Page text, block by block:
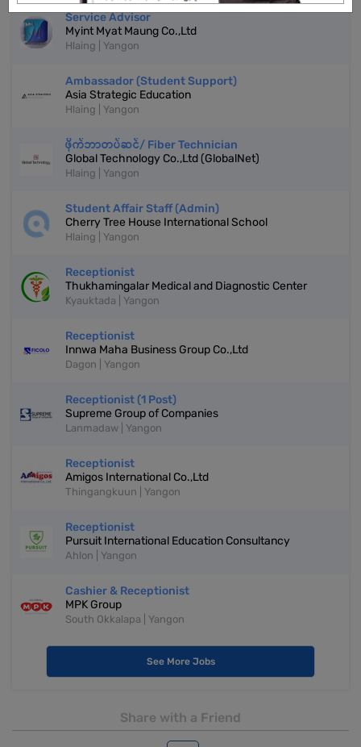
Service Advisor
Myint Myat Maung Co.,Ltd
Hlaing | Yangon
Ambassador (Student Support)
Asia Strategic Education
Hlaing | Yangon
ဖိုက်ဘာတပ်ဆင်/ Fiber Technician
Global Technology Co.,Ltd (GlobalNet)
Hlaing | Yangon
Student Affair Staff (Admin)
Cherry Tree House International School
Hlaing | Yangon
Receptionist
Thukhamingalar Medical and Diagnostic Center
Kyauktada | Yangon
Receptionist
Innwa Maha Business Group Co.,Ltd
Dagon | Yangon
Receptionist (1 Post)
Supreme Group of Companies
Lanmadaw | Yangon
Receptionist
Amigos International Co.,Ltd
Thingangkuun | Yangon
Receptionist
Pursuit International Education Consultancy
Ahlon | Yangon
Cashier & Receptionist
MPK Group
South Okkalapa | Yangon
See More Jobs
Share with a Friend